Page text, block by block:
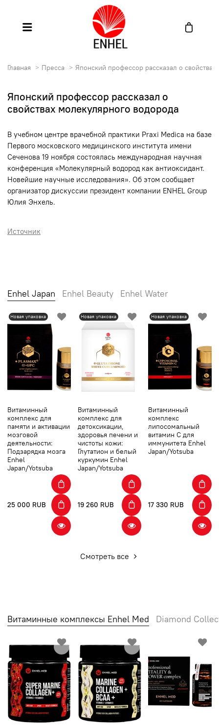
Главная Пресса Японский профессор рассказал о
Японский профессор рассказал о
свойствах молекулярного водорода
В учебном центре врачебной практики Praxi Medica на базе
Первого московского медицинского института имени
Сеченова 19 ноября состоялась международная научная
конференция «Молекулярный водород как антиоксидант.
Новейшие научные исследования». Об этом сообщает
организатор дискуссии президент компании ENHEL Group
Юлия Энхель.
Источник
Enhel Japan Enhel Beauty Enhel Water
Новая упаковка
Витаминный
комплекс для
памяти и активации
мозговой
деятельности:
Подзарядка мозга
Enhel
Japan/Yotsuba
25 000 RUB
Новая упаковка
Витаминный
комплекс для
детоксикации,
здоровья печени и
чистоты кожи:
Глутатион и белый
куркумин Enhel
Japan/Yotsuba
19 260 RUB
Новая упаковка
Витаминный
комплекс
липосомальный
витамин С для
иммунитета Enhel
Japan/Yotsuba
17 330 RUB
Смотреть все
Витаминные комплексы Enhel Med Diamond